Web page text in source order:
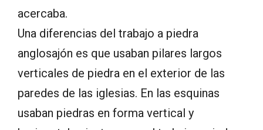
acercaba.
Una diferencias del trabajo a piedra
anglosajón es que usaban pilares largos
verticales de piedra en el exterior de las
paredes de las iglesias. En las esquinas
usaban piedras en forma vertical y